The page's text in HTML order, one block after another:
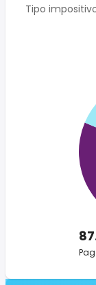
Tipo